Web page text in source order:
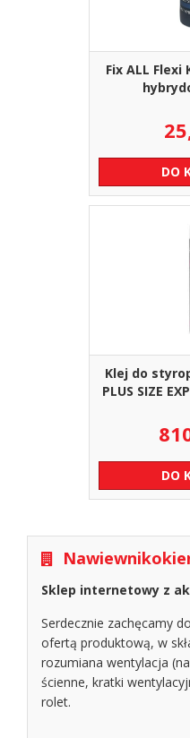
Fix ALL
DO
Klej do
PLUS SIZE
DO
Sklep internetowy z
Serdecznie zachęcamy
ofertą produktową, w
rozumiana wentylacja
ścienne, kratki
rolet.